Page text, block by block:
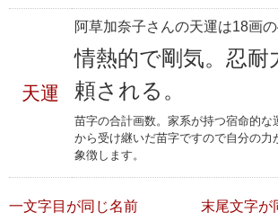
天運
阿草加奈子さんの天運は18画の
情熱的で剛気。忍耐
頼される。
苗字の合計画数。家系が持つ宿命的な
から受け継いだ苗字ですので自分の力
象徴します。
一文字目が同じ名前
末尾文字が